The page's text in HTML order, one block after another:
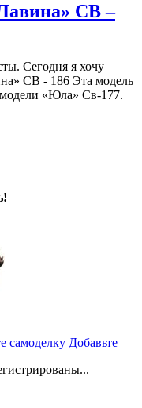
СВ –
Сегодня я хочу
СВ - 186 Эта модель
«Юла» Св-177.
самоделку Добавьте